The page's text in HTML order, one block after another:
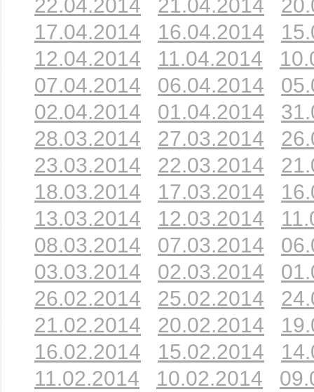
22.04.2014
21.04.2014
17.04.2014
16.04.2014
12.04.2014
11.04.2014
07.04.2014
06.04.2014
02.04.2014
01.04.2014
28.03.2014
27.03.2014
23.03.2014
22.03.2014
18.03.2014
17.03.2014
13.03.2014
12.03.2014
08.03.2014
07.03.2014
03.03.2014
02.03.2014
26.02.2014
25.02.2014
21.02.2014
20.02.2014
16.02.2014
15.02.2014
11.02.2014
10.02.2014